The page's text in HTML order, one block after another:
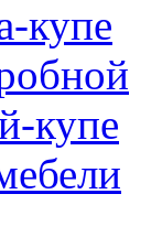
купе
купе